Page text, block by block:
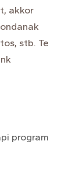
akkor
stb. Te
program